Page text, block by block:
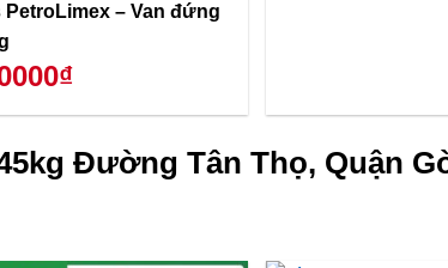
PetroLimex – Van đứng
Đường Tân Thọ, Quận